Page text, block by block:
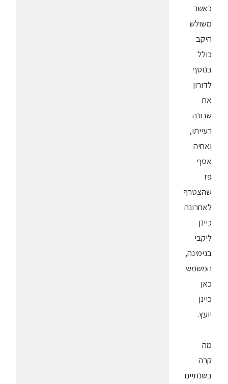
כאשר
משולש
היקב
כולל
בנוסף
לדורון
את
שרונה
רעייתו,
ואחיה
אסף
פז
שהצטרף
לאחרונה
כיינן
ליקבי
בנימינה,
המשמש
כאן
כיינן
יועץ.
מה
קרה
בשנתיים